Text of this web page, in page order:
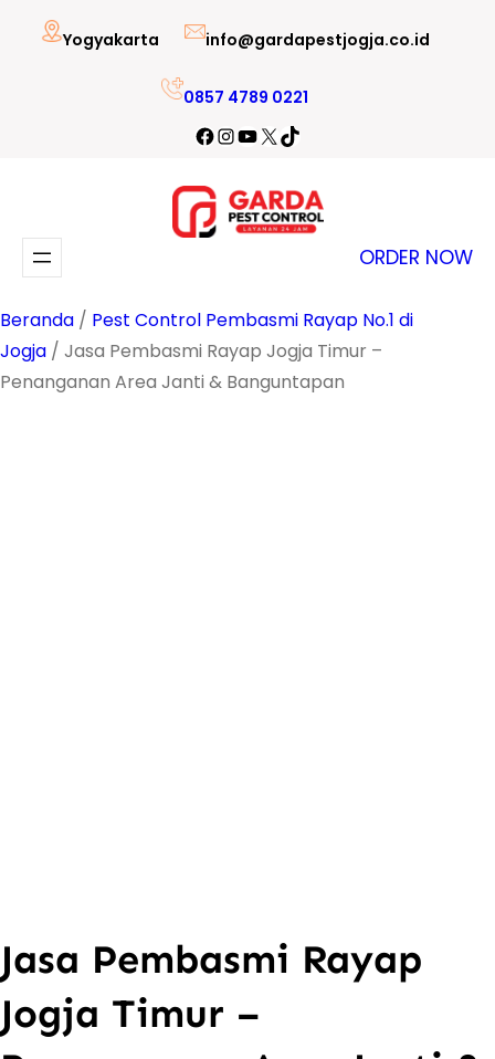
Lewati
Yogyakarta info@gardapestjogja.co.id
0857 4789 0221
Facebook
Instagram
YouTube
X TikTok
ORDER NOW
Beranda / Pest Control Pembasmi Rayap No.1 di
Jogja / Jasa Pembasmi Rayap Jogja Timur –
Penanganan Area Janti & Banguntapan
Jasa Pembasmi Rayap
Jogja Timur –